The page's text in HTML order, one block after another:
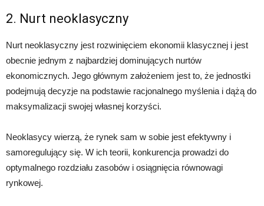
2. Nurt neoklasyczny
Nurt neoklasyczny jest rozwinięciem ekonomii klasycznej i jest
obecnie jednym z najbardziej dominujących nurtów
ekonomicznych. Jego głównym założeniem jest to, że jednostki
podejmują decyzje na podstawie racjonalnego myślenia i dążą do
maksymalizacji swojej własnej korzyści.
Neoklasycy wierzą, że rynek sam w sobie jest efektywny i
samoregulujący się. W ich teorii, konkurencja prowadzi do
optymalnego rozdziału zasobów i osiągnięcia równowagi
rynkowej.